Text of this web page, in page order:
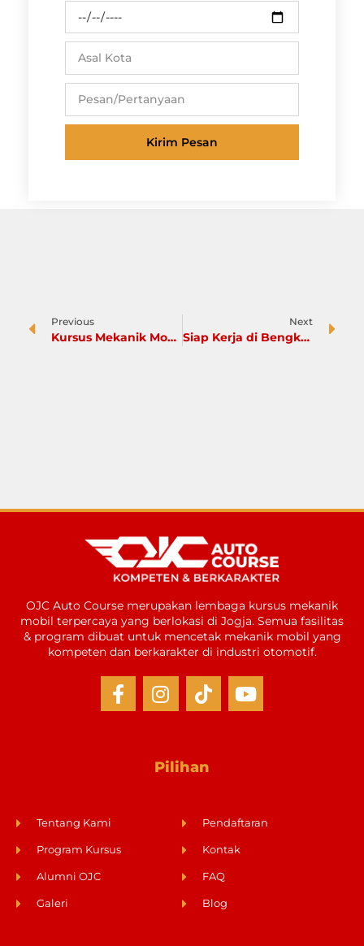
Kirim Pesan
Previous
Kursus Mekanik Mobil Diesel
Next
Siap Kerja di Bengkel Mobil? Ini Skill yang Wajib Kamu Miliki
OJC Auto Course merupakan lembaga kursus mekanik
mobil terpercaya yang berlokasi di Jogja. Semua fasilitas
& program dibuat untuk mencetak mekanik mobil yang
kompeten dan berkarakter di industri otomotif.
Pilihan
Tentang Kami
Program Kursus
Alumni OJC
Galeri
Pendaftaran
Kontak
FAQ
Blog